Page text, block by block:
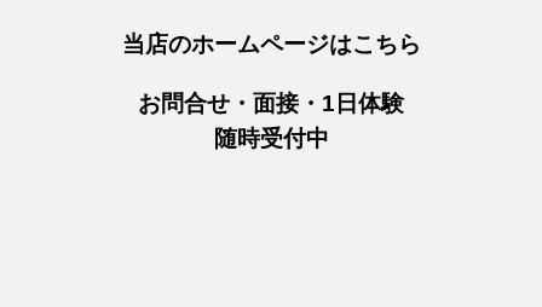
当店のホームページはこちら
お問合せ・面接・1日体験
随時受付中